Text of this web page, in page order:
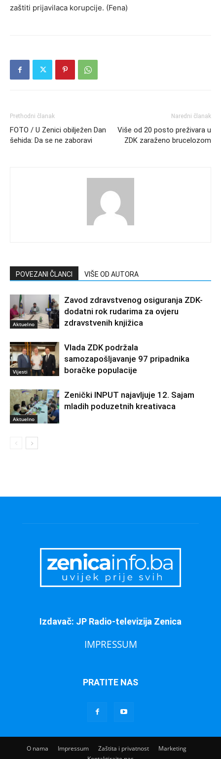
zaštiti prijavilaca korupcije. (Fena)
Prethodni članak
FOTO / U Zenici obilježen Dan
šehida: Da se ne zaboravi
Naredni članak
Više od 20 posto preživara u
ZDK zaraženo brucelozom
POVEZANI ČLANCI VIŠE OD AUTORA
Aktuelno
Zavod zdravstvenog osiguranja ZDK-
dodatni rok rudarima za ovjeru
zdravstvenih knjižica
Vijesti
Vlada ZDK podržala
samozapošljavanje 97 pripadnika
boračke populacije
Aktuelno
Zenički INPUT najavljuje 12. Sajam
mladih poduzetnih kreativaca
Izdavač: JP Radio-televizija Zenica
IMPRESSUM
PRATITE NAS
O nama Impressum Zaštita i privatnost
Marketing